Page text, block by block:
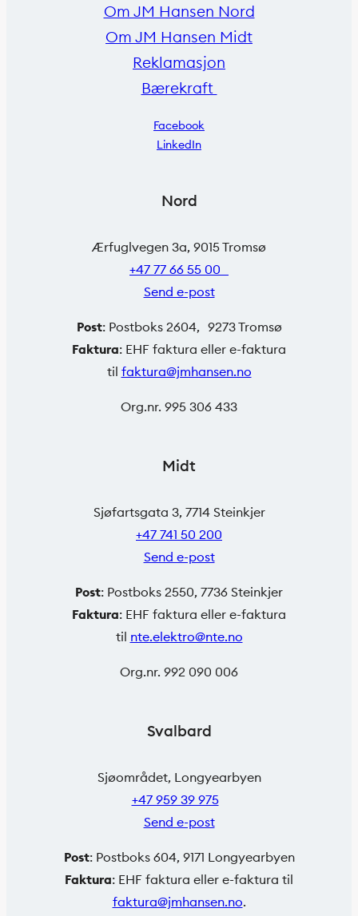
Om JM Hansen Nord
Om JM Hansen Midt
Reklamasjon
Bærekraft
Facebook
LinkedIn
Nord
Ærfuglvegen 3a, 9015 Tromsø
+47 77 66 55 00
Send e-post
Post: Postboks 2604, 9273 Tromsø
Faktura: EHF faktura eller e-faktura
til faktura@jmhansen.no
Org.nr. 995 306 433
Midt
Sjøfartsgata 3, 7714 Steinkjer
+47 741 50 200
Send e-post
Post: Postboks 2550, 7736 Steinkjer
Faktura: EHF faktura eller e-faktura
til nte.elektro@nte.no
Org.nr. 992 090 006
Svalbard
Sjøområdet, Longyearbyen
+47 959 39 975
Send e-post
Post: Postboks 604, 9171 Longyearbyen
Faktura: EHF faktura eller e-faktura til
faktura@jmhansen.no.